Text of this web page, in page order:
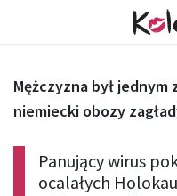
Panujący wirus
ocalałych
Mężczyzna był
niemiecki obozy